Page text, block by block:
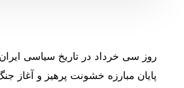
روز سی خرداد در تاریخ سیاسی ایران
پایان مبارزه خشونت پرهیز و آغاز